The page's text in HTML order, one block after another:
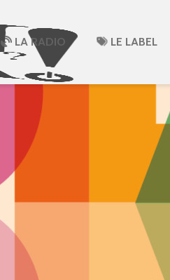
LA RADIO LE LABEL